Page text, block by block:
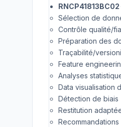
Sélection de
Contrôle qualité/
Préparation des
Traçabilité/
Feature
Analyses
Data visualisation
Détection de biais
Restitution